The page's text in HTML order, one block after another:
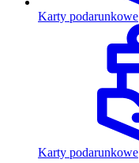
Karty podarunkowe
Karty podarunkowe